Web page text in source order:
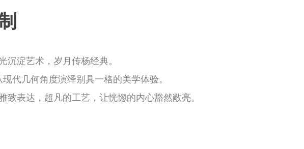
沉淀艺术，岁月传杨经典。
代几何角度演绎别具一格的美学体验。
表达，超凡的工艺，让恍惚的内心豁然敞亮。